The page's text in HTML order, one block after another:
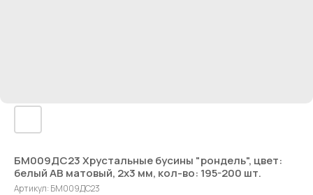
БМ009ДС23 Хрустальные бусины "рондель", цвет:
белый AB матовый, 2х3 мм, кол-во: 195-200 шт.
Артикул: БМ009ДС23